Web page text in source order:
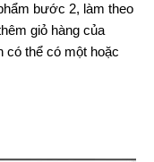
bước 2, làm theo
giỏ hàng của
có thể có một hoặc